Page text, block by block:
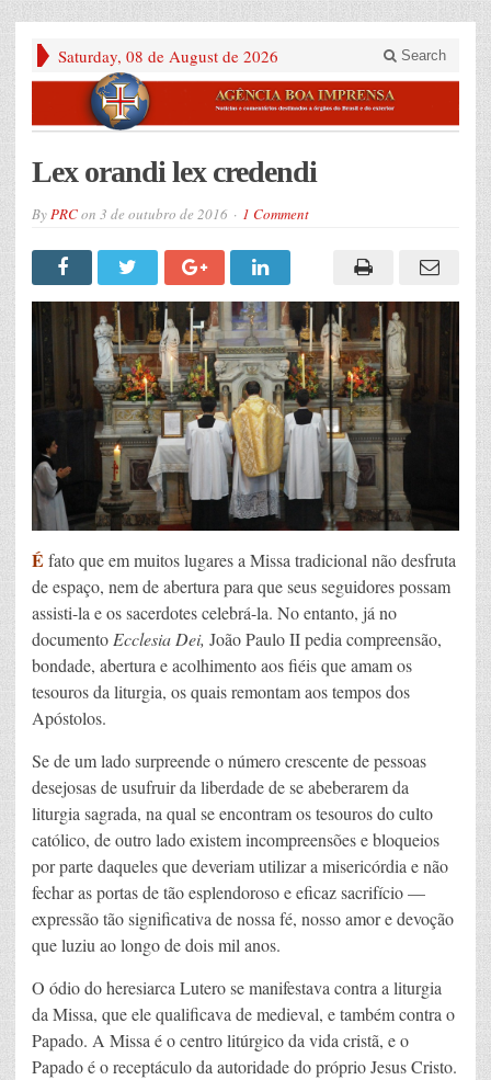
Saturday, 08 de August de 2026 Search
Lex orandi lex credendi
ByPRCon 3 de outubro de 2016 1 Comment
É fato que em muitos lugares a Missa tradicional não desfruta
de espaço, nem de abertura para que seus seguidores possam
assisti-la e os sacerdotes celebrá-la. No entanto, já no
documento Ecclesia Dei, João Paulo II pedia compreensão,
bondade, abertura e acolhimento aos fiéis que amam os
tesouros da liturgia, os quais remontam aos tempos dos
Apóstolos.
Se de um lado surpreende o número crescente de pessoas
desejosas de usufruir da liberdade de se abeberarem da
liturgia sagrada, na qual se encontram os tesouros do culto
católico, de outro lado existem incompreensões e bloqueios
por parte daqueles que deveriam utilizar a misericórdia e não
fechar as portas de tão esplendoroso e eficaz sacrifício —
expressão tão significativa de nossa fé, nosso amor e devoção
que luziu ao longo de dois mil anos.
O ódio do heresiarca Lutero se manifestava contra a liturgia
da Missa, que ele qualificava de medieval, e também contra o
Papado. A Missa é o centro litúrgico da vida cristã, e o
Papado é o receptáculo da autoridade do próprio Jesus Cristo.